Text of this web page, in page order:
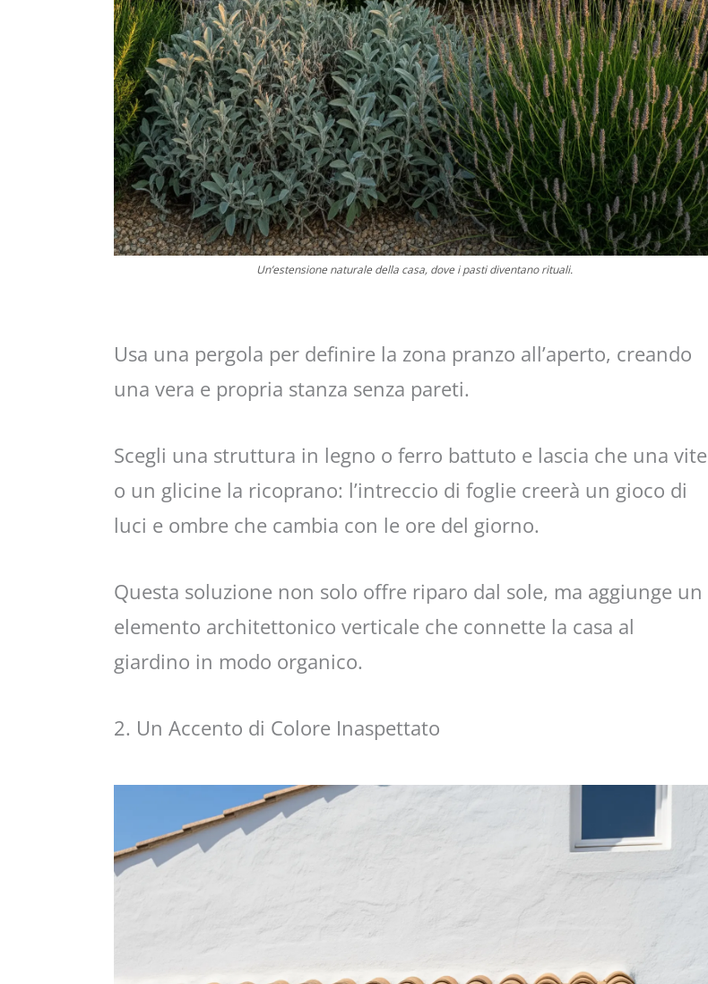
Un’estensione naturale della casa, dove i pasti diventano rituali.
Usa una pergola per definire la zona pranzo all’aperto, creando
una vera e propria stanza senza pareti.
Scegli una struttura in legno o ferro battuto e lascia che una vite
o un glicine la ricoprano: l’intreccio di foglie creerà un gioco di
luci e ombre che cambia con le ore del giorno.
Questa soluzione non solo offre riparo dal sole, ma aggiunge un
elemento architettonico verticale che connette la casa al
giardino in modo organico.
2. Un Accento di Colore Inaspettato